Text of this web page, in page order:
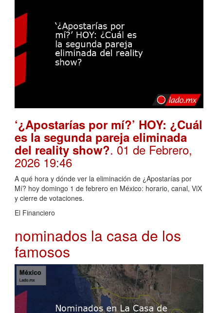
‘¿Apostarías por mí?’ HOY: ¿Cuál
es la segunda pareja eliminada
del reality show?. 01 de Febrero,
2026 19:46
A qué hora y dónde ver la eliminación de ¿Apostarías por
Mí? hoy domingo 1 de febrero en México: horario, canal, ViX
y cierre de votaciones.
El Financiero
nominados la casa de los
famosos